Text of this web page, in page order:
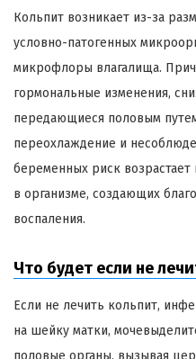
Кольпит возникает из-за
условно-патогенных
микрофлоры влагалища.
гормональные изменения,
передающиеся половым
переохлаждение и
беременных риск
в организме, создающих
воспаления.
Что будет если не
Если не лечить кольпит,
на шейку матки,
половые органы, вызывая